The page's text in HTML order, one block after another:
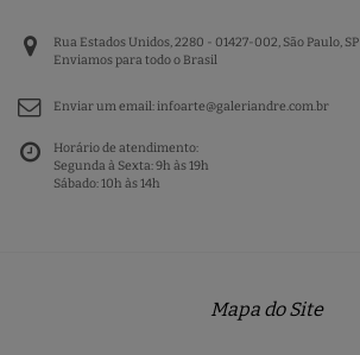
Rua Estados Unidos, 2280 - 01427-002, São Paulo, SP
Enviamos para todo o Brasil
Enviar um email:infoarte@galeriandre.com.br
Horário de atendimento:
Segunda à Sexta: 9h às 19h
Sábado: 10h às 14h
Mapa do Site